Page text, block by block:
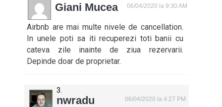
Giani Mucea 06/04/2020 la 9:30 AM
Airbnb are mai multe nivele de cancellation.
In unele poti sa iti recuperezi toti banii cu
cateva zile inainte de ziua rezervarii.
Depinde doar de proprietar.
nwradu 06/04/2020 la 4:27 PM